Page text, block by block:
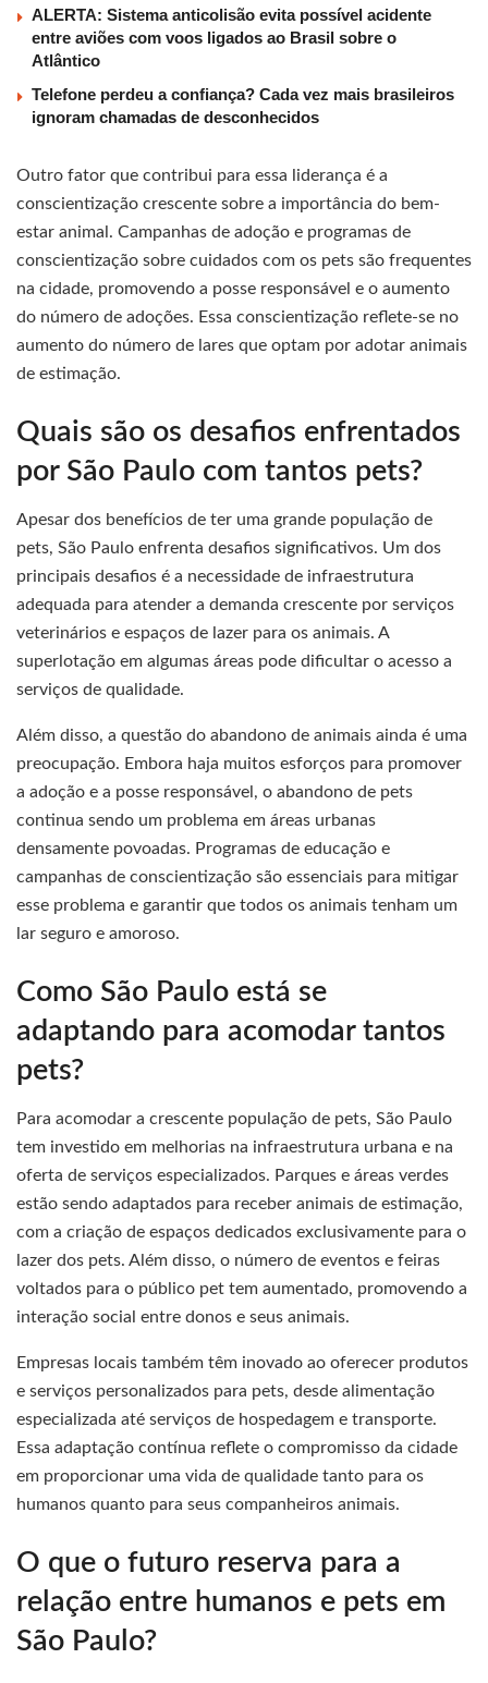
ALERTA: Sistema anticolisão evita possível acidente
entre aviões com voos ligados ao Brasil sobre o
Atlântico
Telefone perdeu a confiança? Cada vez mais brasileiros
ignoram chamadas de desconhecidos
Outro fator que contribui para essa liderança é a
conscientização crescente sobre a importância do bem-
estar animal. Campanhas de adoção e programas de
conscientização sobre cuidados com os pets são frequentes
na cidade, promovendo a posse responsável e o aumento
do número de adoções. Essa conscientização reflete-se no
aumento do número de lares que optam por adotar animais
de estimação.
Quais são os desafios enfrentados
por São Paulo com tantos pets?
Apesar dos benefícios de ter uma grande população de
pets, São Paulo enfrenta desafios significativos. Um dos
principais desafios é a necessidade de infraestrutura
adequada para atender a demanda crescente por serviços
veterinários e espaços de lazer para os animais. A
superlotação em algumas áreas pode dificultar o acesso a
serviços de qualidade.
Além disso, a questão do abandono de animais ainda é uma
preocupação. Embora haja muitos esforços para promover
a adoção e a posse responsável, o abandono de pets
continua sendo um problema em áreas urbanas
densamente povoadas. Programas de educação e
campanhas de conscientização são essenciais para mitigar
esse problema e garantir que todos os animais tenham um
lar seguro e amoroso.
Como São Paulo está se
adaptando para acomodar tantos
pets?
Para acomodar a crescente população de pets, São Paulo
tem investido em melhorias na infraestrutura urbana e na
oferta de serviços especializados. Parques e áreas verdes
estão sendo adaptados para receber animais de estimação,
com a criação de espaços dedicados exclusivamente para o
lazer dos pets. Além disso, o número de eventos e feiras
voltados para o público pet tem aumentado, promovendo a
interação social entre donos e seus animais.
Empresas locais também têm inovado ao oferecer produtos
e serviços personalizados para pets, desde alimentação
especializada até serviços de hospedagem e transporte.
Essa adaptação contínua reflete o compromisso da cidade
em proporcionar uma vida de qualidade tanto para os
humanos quanto para seus companheiros animais.
O que o futuro reserva para a
relação entre humanos e pets em
São Paulo?